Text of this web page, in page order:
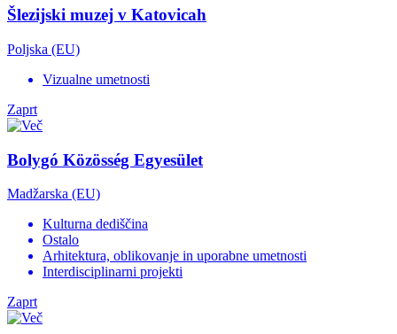
Šlezijski muzej v Katovicah
Poljska (EU)
Vizualne umetnosti
Zaprt
Bolygó Közösség Egyesület
Madžarska (EU)
Kulturna dediščina
Ostalo
Arhitektura, oblikovanje in uporabne umetnosti
Interdisciplinarni projekti
Zaprt